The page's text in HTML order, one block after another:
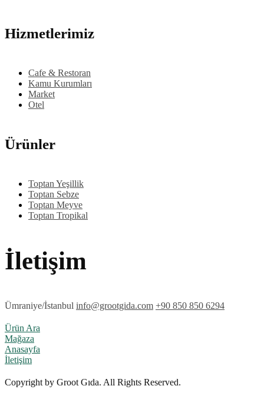
Hizmetlerimiz
Cafe & Restoran
Kamu Kurumları
Market
Otel
Ürünler
Toptan Yeşillik
Toptan Sebze
Toptan Meyve
Toptan Tropikal
İletişim
Ümraniye/İstanbul info@grootgida.com +90 850 850 6294
Ürün Ara
Mağaza
Anasayfa
İletişim
Copyright by Groot Gıda. All Rights Reserved.